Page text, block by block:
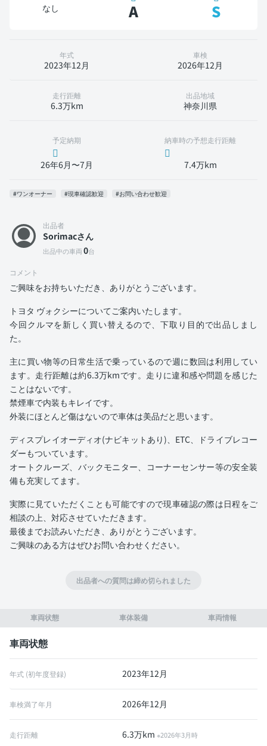
なし A S
年式
2023年12月
車検
2026年12月
走行距離
6.3万km
出品地域
神奈川県
予定納期
26年6月〜7月
納車時の予想走行距離
7.4万km
#ワンオーナー #現車確認歓迎 #お問い合わせ歓迎
車両状態 車体装備 車両情報
車両状態
年式 (初年度登録) 2023年12月
車検満了年月 2026年12月
走行距離 6.3万km※2026年3月時
出品者
Sorimacさん
出品中の車両0台
コメント
ご興味をお持ちいただき、ありがとうございます。
トヨタ ヴォクシーについてご案内いたします。
今回クルマを新しく買い替えるので、下取り目的で出品しまし
た。
主に買い物等の日常生活で乗っているので週に数回は利用してい
ます。走行距離は約6.3万kmです。走りに違和感や問題を感じた
ことはないです。
禁煙車で内装もキレイです。
外装にほとんど傷はないので車体は美品だと思います。
ディスプレイオーディオ(ナビキットあり)、ETC、ドライブレコー
ダーもついています。
オートクルーズ、バックモニター、コーナーセンサー等の安全装
備も充実してます。
実際に見ていただくことも可能ですので現車確認の際は日程をご
相談の上、対応させていただきます。
最後までお読みいただき、ありがとうございます。
ご興味のある方はぜひお問い合わせください。
出品者への質問は締め切られました